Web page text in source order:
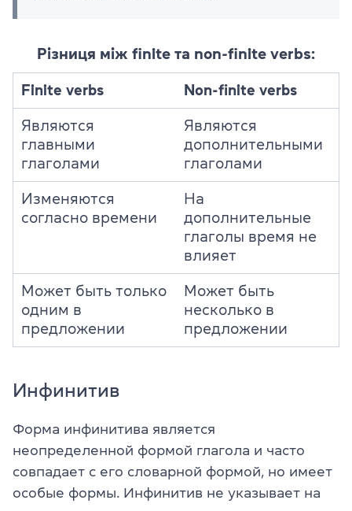
Різниця між finite та non-finite verbs:
Finite verbs Non-finite verbs
Являются
главными
глаголами
Являются
дополнительными
глаголами
Изменяются
согласно времени
На
дополнительные
глаголы время не
влияет
Может быть только
одним в
предложении
Может быть
несколько в
предложении
Инфинитив
Форма инфинитива является
неопределенной формой глагола и часто
совпадает с его словарной формой, но имеет
особые формы. Инфинитив не указывает на